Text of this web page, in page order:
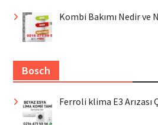
Kombi Bakımı Nedir ve
Bosch
Ferroli klima E3 Arızası